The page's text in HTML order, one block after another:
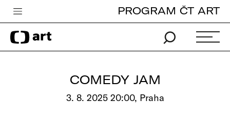
Česká televize
Zpravodajství
PROGRAM ČT ART
COMEDY JAM
3. 8. 2025 20:00, Praha